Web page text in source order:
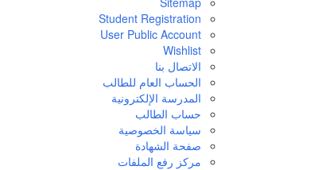
Student Registration
User Public Account
Wishlist
الاتصال بنا
الحساب العام للطالب
المدرسة الإلكترونية
حساب الطالب
سياسة الخصوصية
صفحة الشهادة
مركز رفع الملفات